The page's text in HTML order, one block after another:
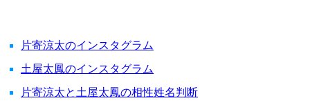
片寄涼太のインスタグラム
土屋太鳳のインスタグラム
片寄涼太と土屋太鳳の相性姓名判断